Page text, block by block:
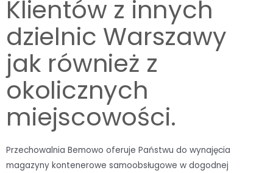
Klientów z innych
dzielnic Warszawy
jak również z
okolicznych
miejscowości.
Przechowalnia Bemowo oferuje Państwu do wynajęcia
magazyny kontenerowe samoobsługowe w dogodnej